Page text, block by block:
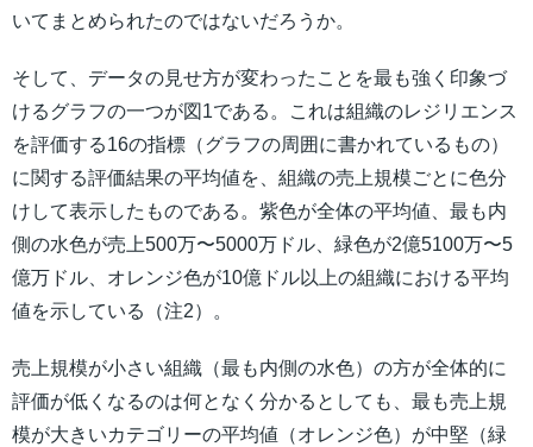
いてまとめられたのではないだろうか。
そして、データの見せ方が変わったことを最も強く印象づ
けるグラフの一つが図1である。これは組織のレジリエンス
を評価する16の指標（グラフの周囲に書かれているもの）
に関する評価結果の平均値を、組織の売上規模ごとに色分
けして表示したものである。紫色が全体の平均値、最も内
側の水色が売上500万〜5000万ドル、緑色が2億5100万〜5
億万ドル、オレンジ色が10億ドル以上の組織における平均
値を示している（注2）。
売上規模が小さい組織（最も内側の水色）の方が全体的に
評価が低くなるのは何となく分かるとしても、最も売上規
模が大きいカテゴリーの平均値（オレンジ色）が中堅（緑